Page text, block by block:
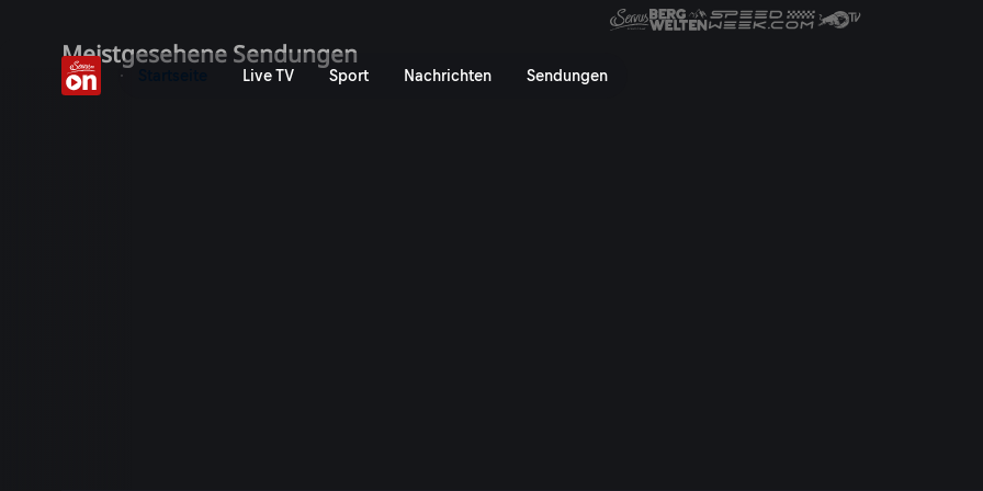
Live TV Sport Nachrichten Sendungen
ServusTV On: Livestreams, Mediathek, TV-Programm,
Meistgesehene Sendungen